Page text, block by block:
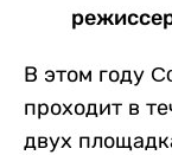
В этом году
проходит в
двух